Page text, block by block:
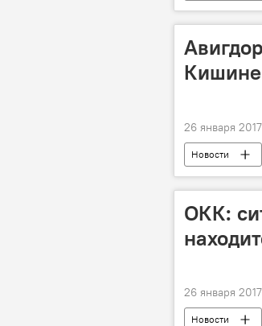
26 января
Новости
Авигдор
ОКК:
26 января
Новости